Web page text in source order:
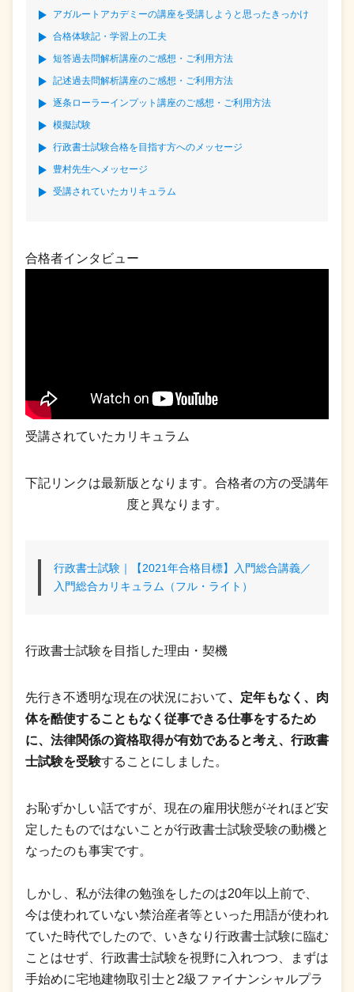
アガルートアカデミーの講座を受講しようと思ったきっかけ
合格体験記・学習上の工夫
短答過去問解析講座のご感想・ご利用方法
記述過去問解析講座のご感想・ご利用方法
逐条ローラーインプット講座のご感想・ご利用方法
模擬試験
行政書士試験合格を目指す方へのメッセージ
豊村先生へメッセージ
受講されていたカリキュラム
合格者インタビュー
受講されていたカリキュラム
下記リンクは最新版となります。合格者の方の受講年
度と異なります。
行政書士試験｜【2021年合格目標】入門総合講義／
入門総合カリキュラム（フル・ライト）
行政書士試験を目指した理由・契機
先行き不透明な現在の状況において、定年もなく、肉
体を酷使することもなく従事できる仕事をするため
に、法律関係の資格取得が有効であると考え、行政書
士試験を受験することにしました。
お恥ずかしい話ですが、現在の雇用状態がそれほど安
定したものではないことが行政書士試験受験の動機と
なったのも事実です。
しかし、私が法律の勉強をしたのは20年以上前で、
今は使われていない禁治産者等といった用語が使われ
ていた時代でしたので、いきなり行政書士試験に臨む
ことはせず、行政書士試験を視野に入れつつ、まずは
手始めに宅地建物取引士と2級ファイナンシャルプラ